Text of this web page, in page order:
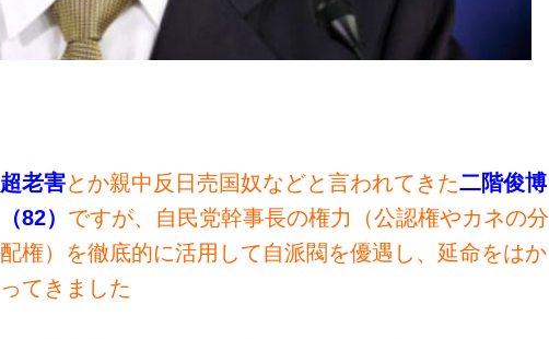
超老害とか親中反日売国奴などと言われてきた二階俊博
（82） ですが、自民党幹事長の権力（公認権やカネの分
配権）を徹底的に活用して自派閥を優遇し、延命をはか
ってきました